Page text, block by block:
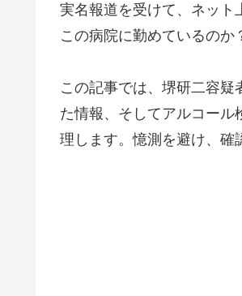
実名報道を受けて、ネット
この病院に勤めているのか
この記事では、堺研二容
た情報、そしてアルコー
理します。憶測を避け、確